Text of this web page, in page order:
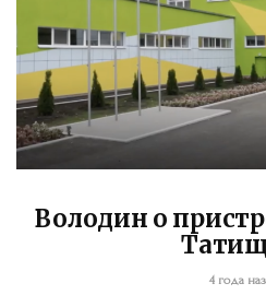
Володин о
4 года